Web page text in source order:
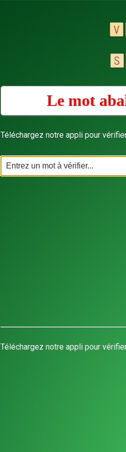
Le mot
Téléchargez notre appli pour
Téléchargez notre appli pour